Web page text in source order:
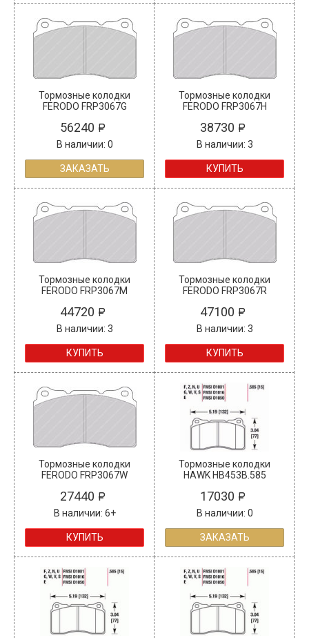
Тормозные колодки
FERODO FRP3067G
56240
В наличии: 0
ЗАКАЗАТЬ
Тормозные колодки
FERODO FRP3067H
38730
В наличии: 3
КУПИТЬ
Тормозные колодки
FERODO FRP3067M
44720
В наличии: 3
КУПИТЬ
Тормозные колодки
FERODO FRP3067R
47100
В наличии: 3
КУПИТЬ
Тормозные колодки
FERODO FRP3067W
27440
В наличии: 6+
КУПИТЬ
Тормозные колодки
HAWK HB453B.585
17030
В наличии: 0
ЗАКАЗАТЬ